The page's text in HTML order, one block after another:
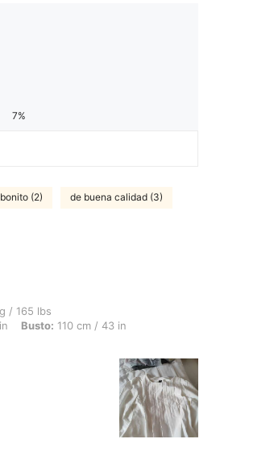
7%
bonito (2) de buena calidad (3)
del cuerpo: Triángulo, Caderas: 118 cm / 46 in, Cintura:
/ 165 lbs
Busto: 110 cm / 43 in